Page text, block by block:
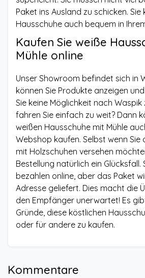
Paket ins Ausland zu schicken. Sie
Hausschuhe auch bequem in
Kaufen Sie weiße
Mühle online
Unser Showroom befindet sich in
können Sie Produkte anzeigen
Sie keine Möglichkeit nach
fahren Sie einfach zu weit? Dann
weißen Hausschuhe mit Mühle
Webshop kaufen. Selbst wenn Sie
mit Holzschuhen versehen
Bestellung natürlich ein Glücksfall.
bezahlen online, aber das Paket
Adresse geliefert. Dies macht die
den Empfänger unerwartet! Es
Gründe, diese köstlichen
oder für andere zu kaufen.
Kommentare